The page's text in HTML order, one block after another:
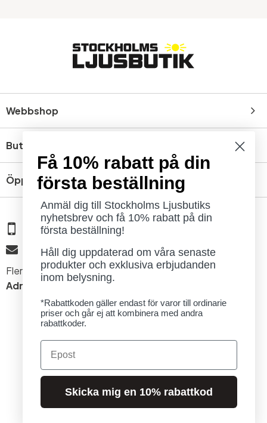
Webbshop
Butik
Öppettider
08 - 654 29 00
info@ljusbutik.se
Fler kontaktuppgifter »
Adress:
Kungsholmsgatan 6, 112 27 Stockholm
© 2026 Stockholms Ljusbutik. Alla rättigheter förbehållna.
Få 10% rabatt på din
första beställning
Anmäl dig till Stockholms Ljusbutiks
nyhetsbrev och få 10% rabatt på din
första beställning!
Håll dig uppdaterad om våra senaste
produkter och exklusiva erbjudanden
inom belysning.
*Rabattkoden gäller endast för varor till ordinarie
priser och går ej att kombinera med andra
rabattkoder.
Email
Skicka mig en 10% rabattkod